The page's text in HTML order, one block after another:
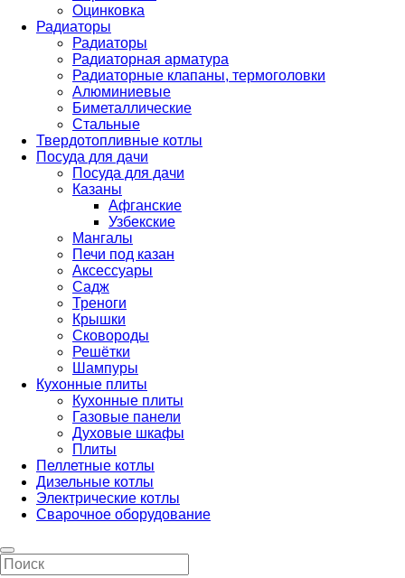
Оцинковка
Радиаторы
Радиаторы
Радиаторная арматура
Радиаторные клапаны, термоголовки
Алюминиевые
Биметаллические
Стальные
Твердотопливные котлы
Посуда для дачи
Посуда для дачи
Казаны
Афганские
Узбекские
Мангалы
Печи под казан
Аксессуары
Садж
Треноги
Крышки
Сковороды
Решётки
Шампуры
Кухонные плиты
Кухонные плиты
Газовые панели
Духовые шкафы
Плиты
Пеллетные котлы
Дизельные котлы
Электрические котлы
Сварочное оборудование